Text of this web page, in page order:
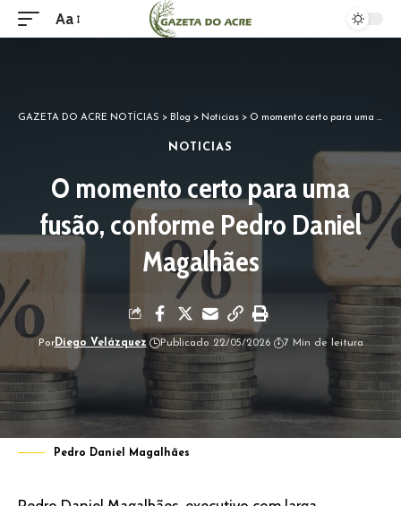
Aa
GAZETA DO ACRE NOTÍCIAS > Blog > Noticias > O momento certo para uma fusão, conforme Pedro Daniel Magalhães
NOTICIAS
O momento certo para uma
fusão, conforme Pedro Daniel
Magalhães
PorDiego Velázquez Publicado 22/05/2026 7 Min de leitura
Pedro Daniel Magalhães